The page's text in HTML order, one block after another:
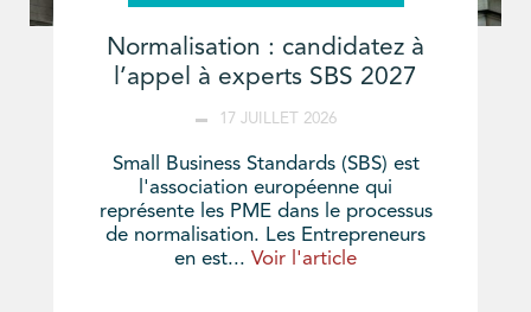
Normalisation : candidatez à
l’appel à experts SBS 2027
17 JUILLET 2026
Small Business Standards (SBS) est
l'association européenne qui
représente les PME dans le processus
de normalisation. Les Entrepreneurs
en est... Voir l'article